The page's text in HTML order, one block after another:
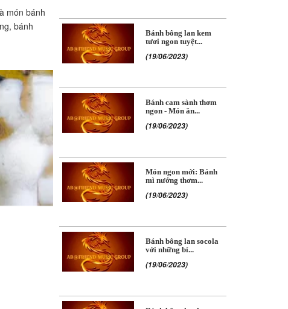
món bánh
bánh
Bánh bông lan kem
tươi ngon tuyệt...
(19/06/2023)
Bánh cam sành thơm
ngon - Món ăn...
(19/06/2023)
Món ngon mới: Bánh
mì nướng thơm...
(19/06/2023)
Bánh bông lan socola
với những bí...
(19/06/2023)